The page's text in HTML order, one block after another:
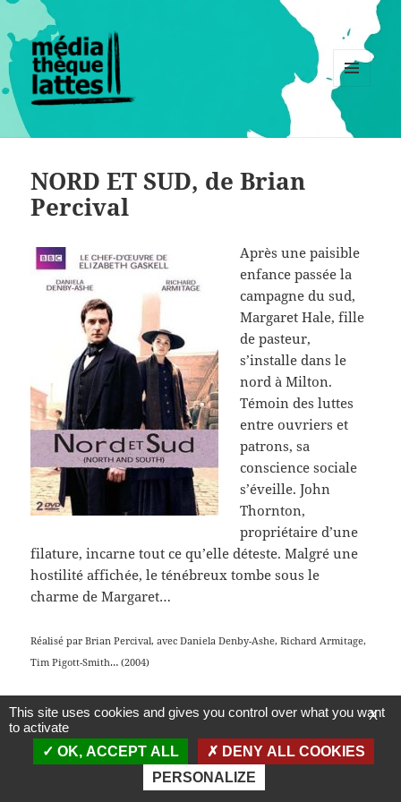
MENU
WIDGETS
NORD ET SUD, de Brian
Percival
Après une paisible
enfance passée la
campagne du sud,
Margaret Hale, fille
de pasteur,
s’installe dans le
nord à Milton.
Témoin des luttes
entre ouvriers et
patrons, sa
conscience sociale
s’éveille. John
Thornton,
propriétaire d’une
filature, incarne tout ce qu’elle déteste. Malgré une
hostilité affichée, le ténébreux tombe sous le
charme de Margaret…
Réalisé par Brian Percival, avec Daniela Denby-Ashe, Richard Armitage,
Tim Pigott-Smith… (2004)
Fièrement propulsé par WordPress
X
This site uses cookies and gives you control over what you want
to activate
OK, ACCEPT ALL
DENY ALL COOKIES
PERSONALIZE